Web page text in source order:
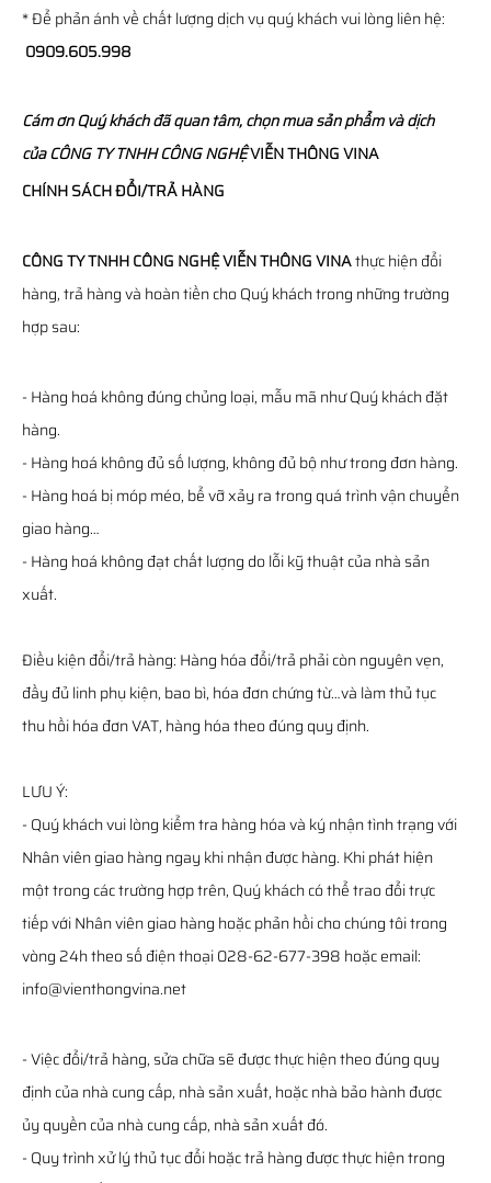
* Để phản ánh về chất lượng dịch vụ quý khách vui lòng liên hệ:
0909.605.998
Cám ơn Quý khách đã quan tâm, chọn mua sản phẩm và dịch
củaCÔNG TY TNHH CÔNG NGHỆVIỄN THÔNGVINA
CHÍNH SÁCH ĐỔI/TRẢ HÀNG
CÔNG TY TNHH CÔNG NGHỆ VIỄN THÔNG VINAthực hiện đổi
hàng, trả hàng và hoàn tiền cho Quý khách trong những trường
hợp sau:
- Hàng hoá không đúng chủng loại, mẫu mã như Quý khách đặt
hàng.
- Hàng hoá không đủ số lượng, không đủ bộ như trong đơn hàng.
- Hàng hoá bị móp méo, bể vỡ xảy ra trong quá trình vận chuyển
giao hàng…
- Hàng hoá không đạt chất lượng do lỗi kỹ thuật của nhà sản
xuất.
Điều kiện đổi/trả hàng: Hàng hóa đổi/trả phải còn nguyên vẹn,
đầy đủ linh phụ kiện, bao bì, hóa đơn chứng từ…và làm thủ tục
thu hồi hóa đơn VAT, hàng hóa theo đúng quy định.
LƯU Ý:
- Quý khách vui lòng kiểm tra hàng hóa và ký nhận tình trạng với
Nhân viên giao hàng ngay khi nhận được hàng. Khi phát hiện
một trong các trường hợp trên, Quý khách có thể trao đổi trực
tiếp với Nhân viên giao hàng hoặc phản hồi cho chúng tôi trong
vòng 24h theo số điện thoại 028-62-677-398 hoặc email:
info@vienthongvina.net
- Việc đổi/trả hàng, sửa chữa sẽ được thực hiện theo đúng quy
định của nhà cung cấp, nhà sản xuất, hoặc nhà bảo hành được
ủy quyền của nhà cung cấp, nhà sản xuất đó.
- Quy trình xử lý thủ tục đổi hoặc trả hàng được thực hiện trong